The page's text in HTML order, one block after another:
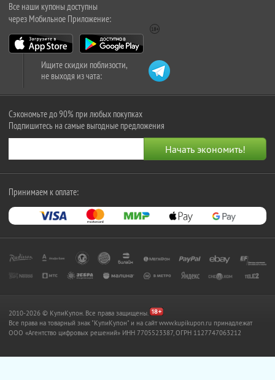
Все наши купоны доступны
через Мобильное Приложение:
Ищите скидки поблизости,
не выходя из чата:
Сэкономьте до 90% при любых покупках
Подпишитесь на самые выгодные предложения
Принимаем к оплате:
2010-2026 © КупиКупон. Все права защищены.
Все права на товарный знак "КупиКупон" и на сайт www.kupikupon.ru принадлежат
OOO «Агентство цифровых решений» ИНН 7705523387, ОГРН 1127747063212